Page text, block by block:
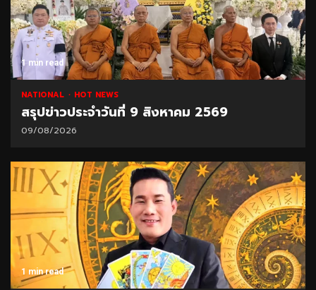
1 min read
NATIONAL HOT NEWS
สรุปข่าวประจำวันที่ 9 สิงหาคม 2569
09/08/2026
1 min read